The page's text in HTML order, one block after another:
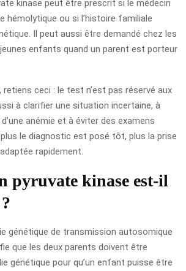
kinase peut être prescrit si le médecin
hémolytique ou si l’histoire familiale
Il peut aussi être demandé chez les
enfants quand un parent est porteur
ceci : le test n’est pas réservé aux
à clarifier une situation incertaine, à
anémie et à éviter des examens
le diagnostic est posé tôt, plus la prise
rapidement.
pyruvate kinase est-il
génétique de transmission autosomique
que les deux parents doivent être
génétique pour qu’un enfant puisse être